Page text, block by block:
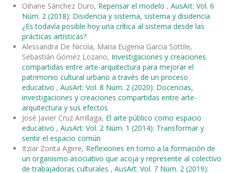
Oihane Sánchez Duro, Repensar el modelo , AusArt: Vol. 6
Núm. 2 (2018): Disidencia y sistema, sistema y disidencia
¿Es todavía posible hoy una crítica al sistema desde las
prácticas artísticas?
Alessandra De Nicola, Maria Eugenia Garcia Sottile,
Sebastián Gómez Lozano, Investigaciones y creaciones
compartidas entre arte-arquitectura para mejorar el
patrimonio cultural urbano a través de un proceso
educativo , AusArt: Vol. 8 Núm. 2 (2020): Docencias,
investigaciones y creaciones compartidas entre arte-
arquitectura y sus efectos
José Javier Cruz Arrillaga, El arte público como espacio
educativo , AusArt: Vol. 2 Núm. 1 (2014): Transformar y
sentir el espacio común
Itziar Zorita Agirre, Reflexiones en torno a la formación de
un organismo asociativo que acoja y represente al colectivo
de trabajadoras culturales , AusArt: Vol. 7 Núm. 2 (2019):